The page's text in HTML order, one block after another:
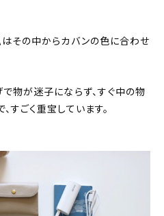
はその中からカバンの色に合わせ
物が迷子にならず、すぐ中の物
すごく重宝しています。